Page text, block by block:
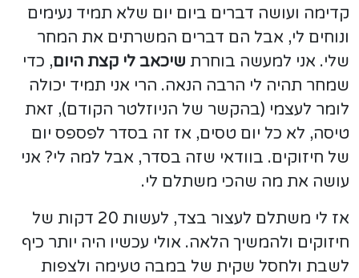
קדימה ועושה דברים ביום יום שלא תמיד נעימים
ונוחים לי, אבל הם דברים המשרתים את המחר
שלי. אני למעשה בוחרת שיכאב לי קצת היום, כדי
שמחר תהיה לי הרבה הנאה. הרי אני תמיד יכולה
לומר לעצמי (בהקשר של הניוזלטר הקודם), זאת
טיסה, לא כל יום טסים, אז זה בסדר לפספס יום
של חיזוקים. בוודאי שזה בסדר, אבל למה לי? אני
עושה את מה שהכי משתלם לי.
אז לי משתלם לעצור בצד, לעשות 20 דקות של
חיזוקים ולהמשיך הלאה. אולי עכשיו היה יותר כיף
לשבת ולחסל שקית של במבה טעימה ולצפות